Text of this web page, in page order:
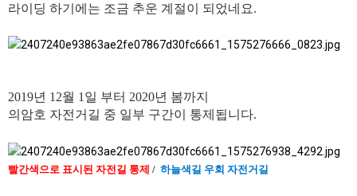
라이딩 하기에는 조금 추운 계절이 되었네요.
2019년 12월 1일 부터 2020년 봄까지
의암호 자전거길 중 일부 구간이 통제됩니다.
빨간색으로 표시된 자전길 통제 / 하늘색길 우회 자전거길